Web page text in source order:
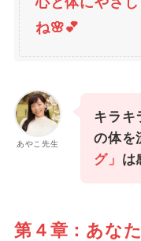
ね🌸💕
あやこ先生
キラキ
の体を
グ」 は
第４章：あな